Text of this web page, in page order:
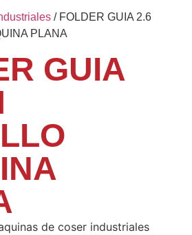
/ FOLDER GUIA 2.6
PLANA
GUIA
de coser industriales